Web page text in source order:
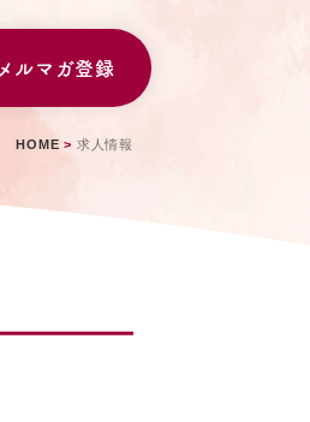
メルマガ登録
HOME > 求人情報